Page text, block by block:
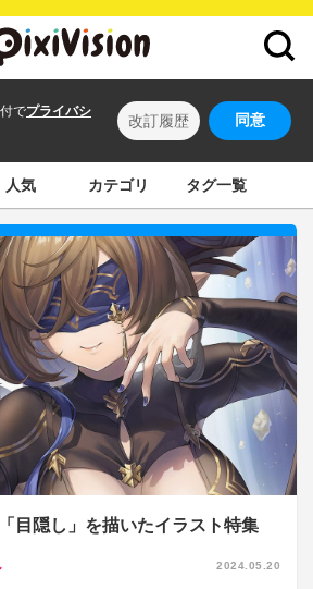
でプライバシ
改訂履歴 同意
人気 カテゴリ タグ一覧
目隠し」を描いたイラスト特集
2024.05.20